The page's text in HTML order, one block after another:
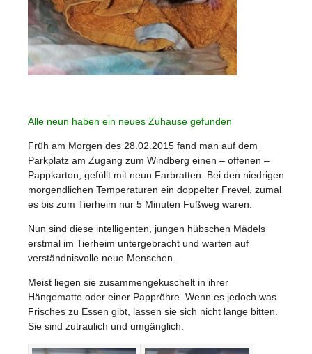
Alle neun haben ein neues Zuhause gefunden
Früh am Morgen des 28.02.2015 fand man auf dem
Parkplatz am Zugang zum Windberg einen – offenen –
Pappkarton, gefüllt mit neun Farbratten. Bei den niedrigen
morgendlichen Temperaturen ein doppelter Frevel, zumal
es bis zum Tierheim nur 5 Minuten Fußweg waren.
Nun sind diese intelligenten, jungen hübschen Mädels
erstmal im Tierheim untergebracht und warten auf
verständnisvolle neue Menschen.
Meist liegen sie zusammengekuschelt in ihrer
Hängematte oder einer Pappröhre. Wenn es jedoch was
Frisches zu Essen gibt, lassen sie sich nicht lange bitten.
Sie sind zutraulich und umgänglich.